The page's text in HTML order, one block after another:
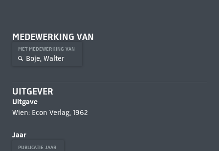
MEDEWERKING VAN
MET MEDEWERKING VAN
Boje, Walter
UITGEVER
Uitgave
Wien: Econ Verlag, 1962
Jaar
PUBLICATIE JAAR